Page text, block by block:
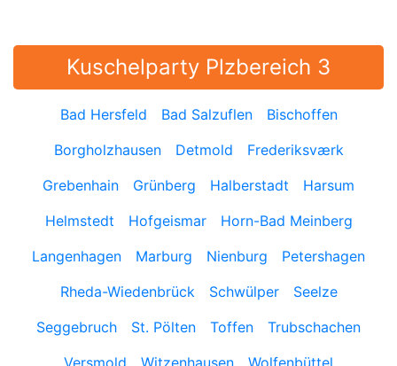
Kuschelparty Plzbereich 3
Bad Hersfeld Bad Salzuflen
Bischoffen
Borgholzhausen
Detmold
Frederiksværk
Grebenhain
Grünberg Halberstadt
Harsum
Helmstedt
Hofgeismar
Horn-Bad Meinberg
Langenhagen
Marburg Nienburg
Petershagen
Rheda-Wiedenbrück
Schwülper
Seelze
Seggebruch
St. Pölten Toffen
Trubschachen